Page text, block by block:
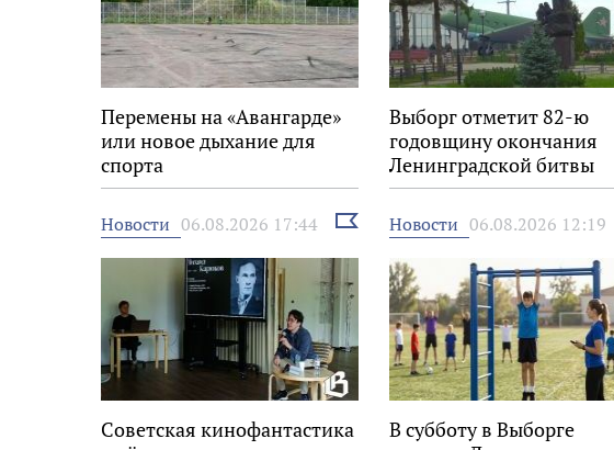
Перемены на «Авангарде»
или новое дыхание для
спорта
Выборг отметит 82-ю
годовщину окончания
Ленинградской битвы
Новости 06.08.2026 17:44
Выбрать
новость
Советская кинофантастика
Новости 06.08.2026 12:19
В субботу в Выборге